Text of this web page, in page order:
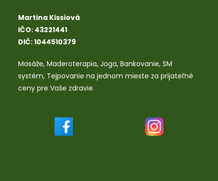
Martina Kissiová
IČO: 43221441
DIČ: 1044510379
Masáže,Maderoterapia,Joga,Bankovanie,SM
systém, Tejpovanie na jednom mieste za prijateľné
ceny pre Vaše zdravie.